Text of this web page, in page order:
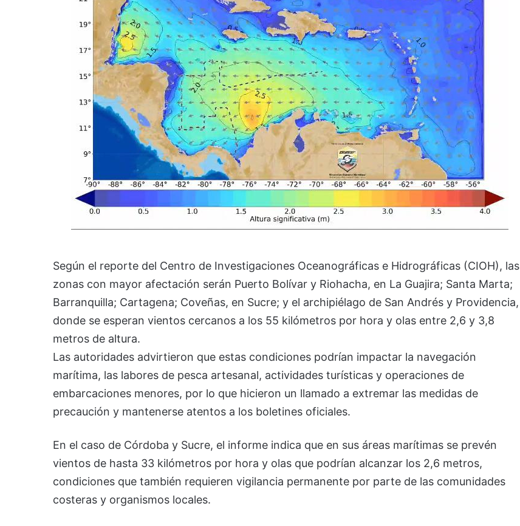
Según el reporte del Centro de Investigaciones Oceanográficas e Hidrográficas (CIOH), las
zonas con mayor afectación serán Puerto Bolívar y Riohacha, en La Guajira; Santa Marta;
Barranquilla; Cartagena; Coveñas, en Sucre; y el archipiélago de San Andrés y Providencia,
donde se esperan vientos cercanos a los 55 kilómetros por hora y olas entre 2,6 y 3,8
metros de altura.
Las autoridades advirtieron que estas condiciones podrían impactar la navegación
marítima, las labores de pesca artesanal, actividades turísticas y operaciones de
embarcaciones menores, por lo que hicieron un llamado a extremar las medidas de
precaución y mantenerse atentos a los boletines oficiales.
En el caso de Córdoba y Sucre, el informe indica que en sus áreas marítimas se prevén
vientos de hasta 33 kilómetros por hora y olas que podrían alcanzar los 2,6 metros,
condiciones que también requieren vigilancia permanente por parte de las comunidades
costeras y organismos locales.